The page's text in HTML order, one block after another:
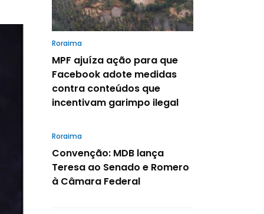
Roraima
MPF ajuíza ação para que
Facebook adote medidas
contra conteúdos que
incentivam garimpo ilegal
Roraima
Convenção: MDB lança
Teresa ao Senado e Romero
à Câmara Federal